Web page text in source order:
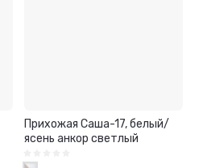
Прихожая Саша-17, белый/
ясень анкор светлый